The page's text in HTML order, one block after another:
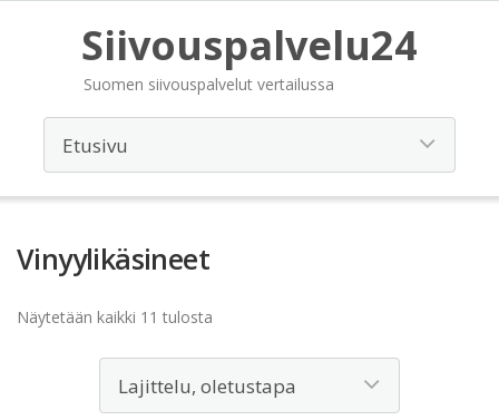
Siivouspalvelu24
Suomen siivouspalvelut vertailussa
Vinyylikäsineet
Näytetään kaikki 11 tulosta